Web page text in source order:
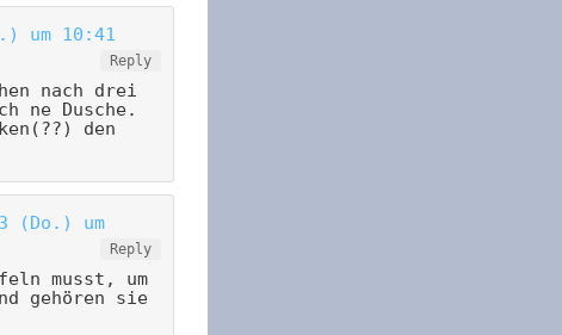
um 10:41
Reply
nach drei
ne Dusche.
den
(Do.) um
Reply
musst, um
gehören sie